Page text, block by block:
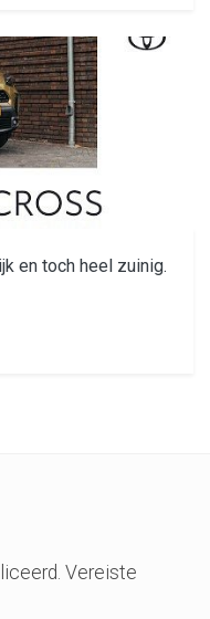
en toch heel zuinig.
Vereiste